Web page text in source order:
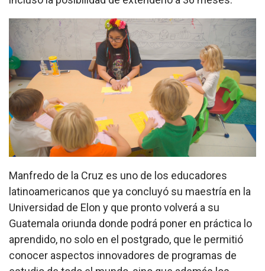
Manfredo de la Cruz es uno de los educadores
latinoamericanos que ya concluyó su maestría en la
Universidad de Elon y que pronto volverá a su
Guatemala oriunda donde podrá poner en práctica lo
aprendido, no solo en el postgrado, que le permitió
conocer aspectos innovadores de programas de